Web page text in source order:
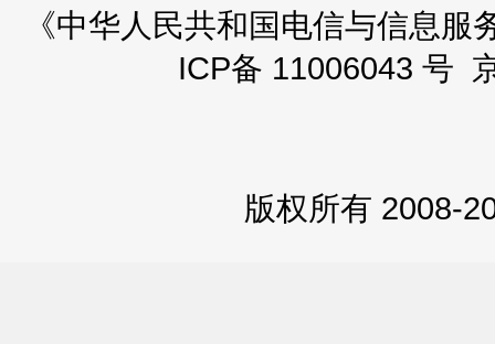
《中华人民共和国电信与信息
ICP备 11006043 号
版权所有 2008-